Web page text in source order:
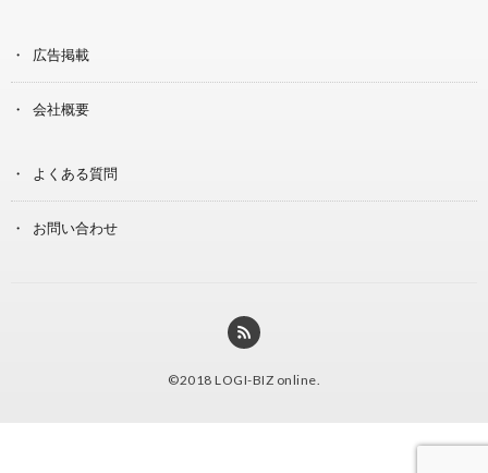
広告掲載
会社概要
よくある質問
お問い合わせ
©2018 LOGI-BIZ online